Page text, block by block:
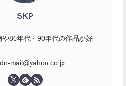
SKP
や80年代・90年代の作品が好
mail@yahoo.co.jp